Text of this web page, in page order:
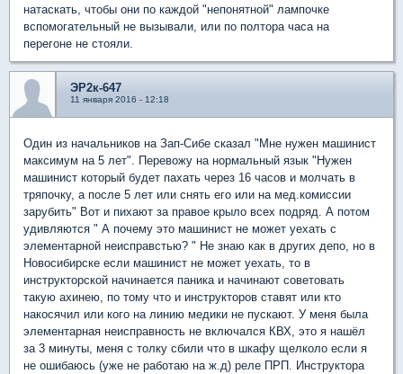
натаскать, чтобы они по каждой "непонятной" лампочке
вспомогательный не вызывали, или по полтора часа на
перегоне не стояли.
ЭР2к-647
11 января 2016 - 12:18
Один из начальников на Зап-Сибе сказал "Мне нужен машинист
максимум на 5 лет". Перевожу на нормальный язык "Нужен
машинист который будет пахать через 16 часов и молчать в
тряпочку, а после 5 лет или снять его или на мед.комиссии
зарубить" Вот и пихают за правое крыло всех подряд. А потом
удивляются " А почему это машинист не может уехать с
элементарной неисправстью? " Не знаю как в других депо, но в
Новосибирске если машинист не может уехать, то в
инструкторской начинается паника и начинают советовать
такую ахинею, по тому что и инструкторов ставят или кто
накосячил или кого на линию медики не пускают. У меня была
элементарная неисправность не включался КВХ, это я нашёл
за 3 минуты, меня с толку сбили что в шкафу щелколо если я
не ошибаюсь (уже не работаю на ж.д) реле ПРП. Инструктора